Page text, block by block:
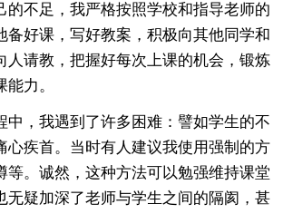
不足，我严格按照学校和指导老师的
备好课，写好教案，积极向其他同学和
人请教，把握好每次上课的机会，锻炼
力。
，我遇到了许多困难：譬如学生的不
心疾首。当时有人建议我使用强制的方
等。诚然，这种方法可以勉强维持课堂
无疑加深了老师与学生之间的隔阂，甚